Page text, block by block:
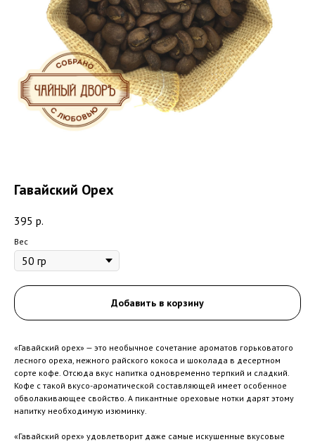
Гавайский Орех
395 р.
Вес
Добавить в корзину
«Гавайский орех» — это необычное сочетание ароматов горьковатого
лесного ореха, нежного райского кокоса и шоколада в десертном
сорте кофе. Отсюда вкус напитка одновременно терпкий и сладкий.
Кофе с такой вкусо-ароматической составляющей имеет особенное
обволакивающее свойство. А пикантные ореховые нотки дарят этому
напитку необходимую изюминку.
«Гавайский орех» удовлетворит даже самые искушенные вкусовые